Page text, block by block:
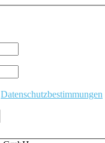
Datenschutzbestimmungen